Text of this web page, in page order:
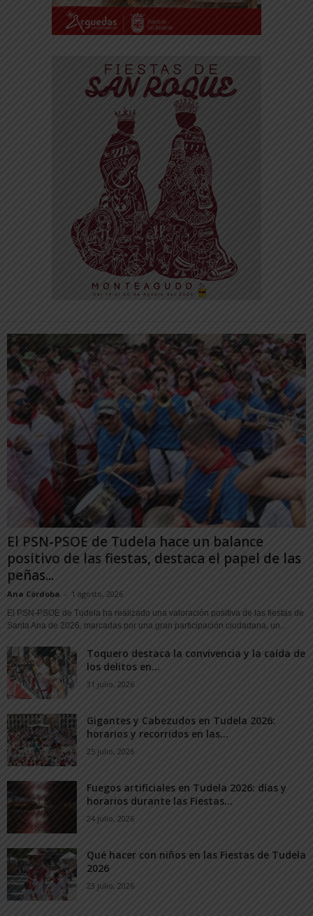
El PSN-PSOE de Tudela hace un balance
positivo de las fiestas, destaca el papel de las
peñas...
Ana Córdoba - 1 agosto, 2026
El PSN-PSOE de Tudela ha realizado una valoración positiva de las fiestas de
Santa Ana de 2026, marcadas por una gran participación ciudadana, un...
Toquero destaca la convivencia y la caída de
los delitos en...
31 julio, 2026
Gigantes y Cabezudos en Tudela 2026:
horarios y recorridos en las...
25 julio, 2026
Fuegos artificiales en Tudela 2026: días y
horarios durante las Fiestas...
24 julio, 2026
Qué hacer con niños en las Fiestas de Tudela
2026
23 julio, 2026